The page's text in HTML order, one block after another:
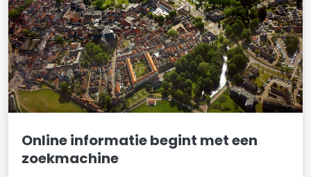
Online informatie begint met een
zoekmachine